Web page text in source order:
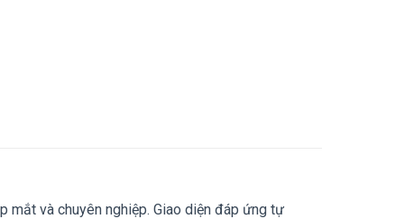
và chuyên nghiệp. Giao diện đáp ứng tự